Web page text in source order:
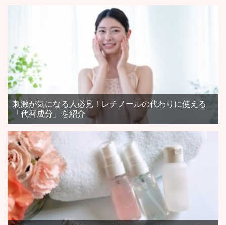
刺激が気になる人必見！レチノールの代わりに使える
「代替成分」を紹介